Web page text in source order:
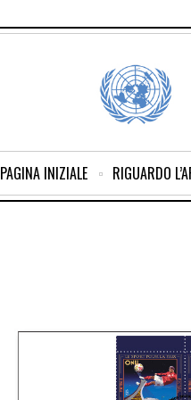
PAGINA INIZIALE RIGUARDO